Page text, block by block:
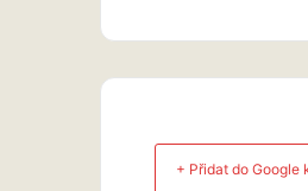
+ Přidat do Google